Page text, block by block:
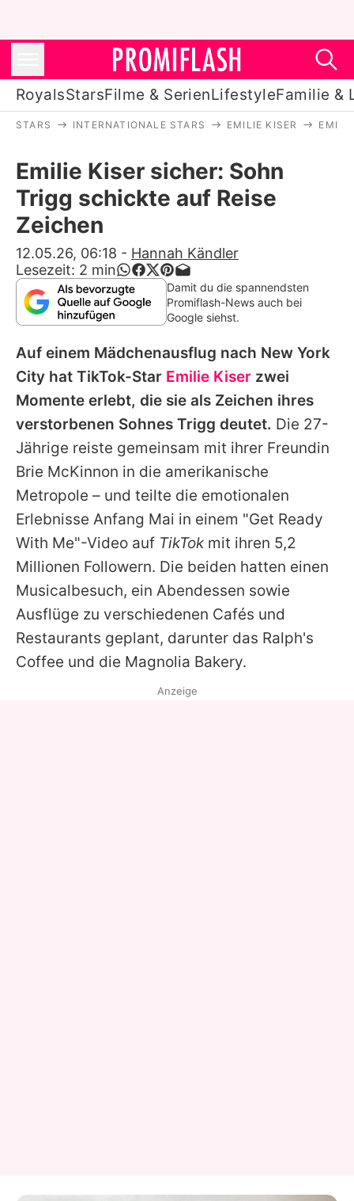
RoyalsStarsFilme & SerienLifestyleFamilie &
Stars
Filme & Serien
Lifestyle
Familie & Liebe
Promiflash Exklusiv
Alle Themen auf Promiflash
Jobs
App runterladen
Team
Redaktionelle Richtlinien
Impressum
Datenschutzerklärung
Nutzungsbedingungen
Utiq verwalten
STARS INTERNATIONALE STARS EMILIE KISER
Emilie Kiser sicher: Sohn
Trigg schickte auf Reise
Zeichen
12.05.26, 06:18 - Hannah Kändler
Lesezeit: 2 min
Damit du die spannendsten
Promiflash-News auch bei
Google siehst.
Auf einem Mädchenausflug nach New York
City hat TikTok-Star Emilie Kiser zwei
Momente erlebt, die sie als Zeichen ihres
verstorbenen Sohnes Trigg deutet. Die 27-
Jährige reiste gemeinsam mit ihrer Freundin
Brie McKinnon in die amerikanische
Metropole – und teilte die emotionalen
Erlebnisse Anfang Mai in einem "Get Ready
With Me"-Video auf TikTokmit ihren 5,2
Millionen Followern. Die beiden hatten einen
Musicalbesuch, ein Abendessen sowie
Ausflüge zu verschiedenen Cafés und
Restaurants geplant, darunter das Ralph's
Coffee und die Magnolia Bakery.
Anzeige